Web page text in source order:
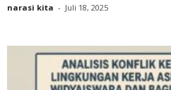
narasi kita - Juli 18, 2025